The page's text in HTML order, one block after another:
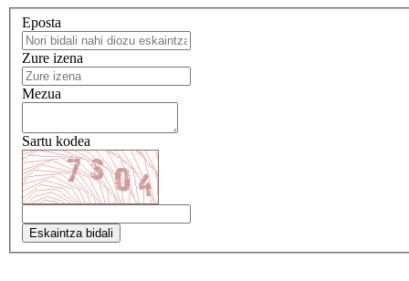
Eposta
Zure izena
Mezua
Sartu kodea